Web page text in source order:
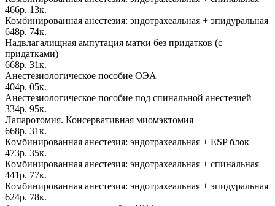
466р. 13к.
Комбинированная анестезия: эндотрахеальная + эпидуральная
648р. 74к.
Надвлагалищная ампутация матки без придатков (с
придатками)
668р. 31к.
Анестезиологическое пособие ОЭА
404р. 05к.
Анестезиологическое пособие под спинальной анестезией
334р. 95к.
Лапаротомия. Консервативная миомэктомия
668р. 31к.
Комбинированная анестезия: эндотрахеальная + ESP блок
473р. 35к.
Комбинированная анестезия: эндотрахеальная + спинальная
441р. 77к.
Комбинированная анестезия: эндотрахеальная + эпидуральная
624р. 78к.